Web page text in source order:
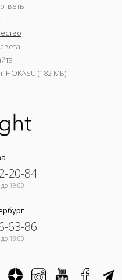
HOKASU (182 МБ)
20-84
19:00
63-86
18:00